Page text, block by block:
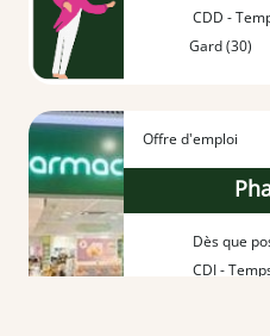
CDD -
Gard (30)
Offre d'emploi
Dès que
CDI -